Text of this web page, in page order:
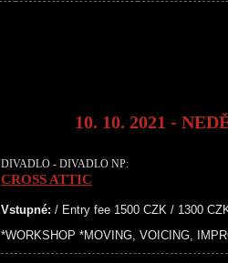
10. 10. 2021 -
DIVADLO - DIVADLO NP:
CROSS ATTIC
Vstupné: / Entry fee 1500 CZK / 1300
*WORKSHOP *MOVING, VOICING,